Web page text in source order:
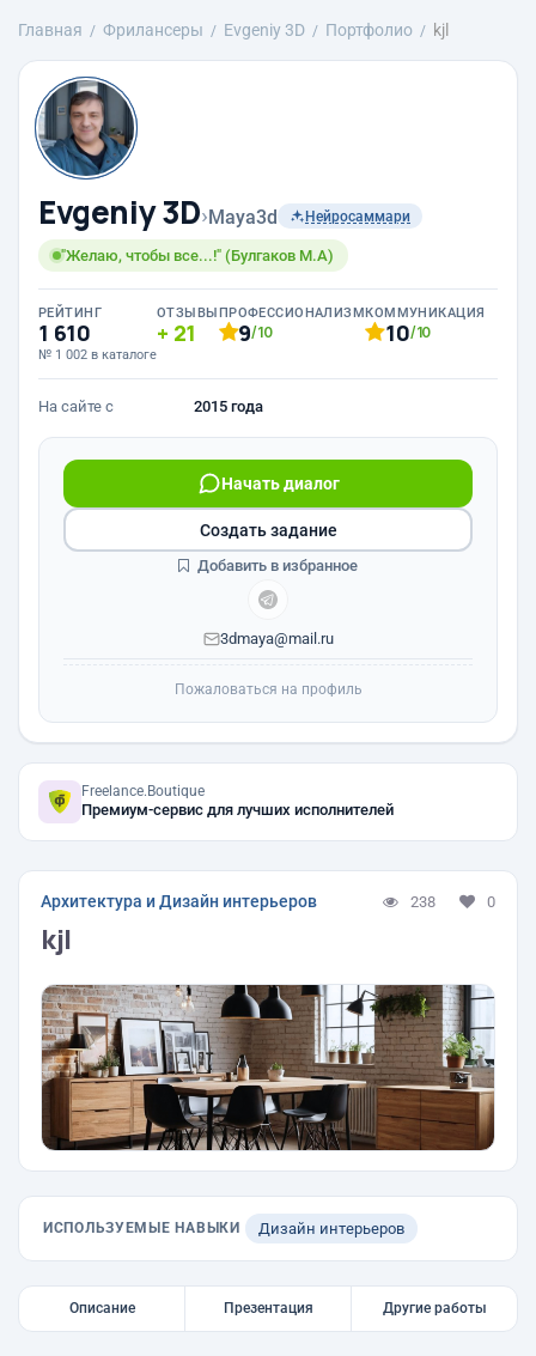
Главная Фрилансеры Evgeniy 3D Портфолио kjl
Evgeniy 3D›Maya3d Нейросаммари
"Желаю, чтобы все...!" (Булгаков М.А)
РЕЙТИНГ
1 610
№ 1 002 в каталоге
ОТЗЫВЫ
21
ПРОФЕССИОНАЛИЗМ
9/10
КОММУНИКАЦИЯ
10/10
На сайте с 2015 года
Начать диалог
3dmaya@mail.ru
Создать задание
Добавить в избранное
Пожаловаться на профиль
Freelance.Boutique
Премиум-сервис для лучших исполнителей
Архитектура и Дизайн интерьеров 238 0
kjl
ИСПОЛЬЗУЕМЫЕ НАВЫКИ Дизайн интерьеров
Описание Презентация Другие работы